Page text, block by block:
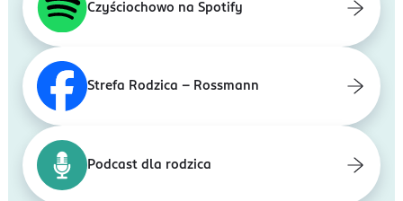
Czyściochowo na Spotify
Strefa Rodzica - Rossmann
Podcast dla rodzica